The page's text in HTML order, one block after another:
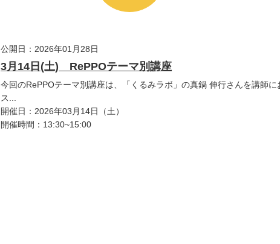
公開日：2026年01月28日
3月14日(土) RePPOテーマ別講座
今回のRePPOテーマ別講座は、「くるみラボ」の真鍋 伸行さんを講師
ス...
開催日：2026年03月14日（土）
開催時間：13:30~15:00